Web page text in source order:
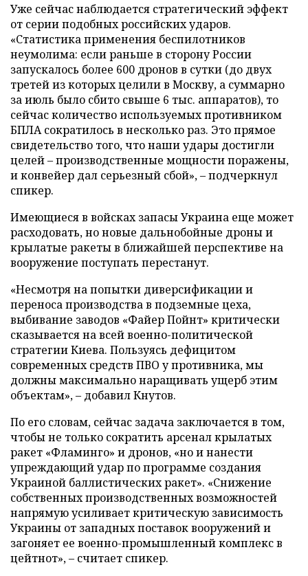
Уже сейчас наблюдается стратегический эффект
от серии подобных российских ударов.
«Статистика применения беспилотников
неумолима: если раньше в сторону России
запускалось более 600 дронов в сутки (до двух
третей из которых целили в Москву, а суммарно
за июль было сбито свыше 6 тыс. аппаратов), то
сейчас количество используемых противником
БПЛА сократилось в несколько раз. Это прямое
свидетельство того, что наши удары достигли
целей – производственные мощности поражены,
и конвейер дал серьезный сбой», – подчеркнул
спикер.
Имеющиеся в войсках запасы Украина еще может
расходовать, но новые дальнобойные дроны и
крылатые ракеты в ближайшей перспективе на
вооружение поступать перестанут.
«Несмотря на попытки диверсификации и
переноса производства в подземные цеха,
выбивание заводов «Файер Пойнт» критически
сказывается на всей военно-политической
стратегии Киева. Пользуясь дефицитом
современных средств ПВО у противника, мы
должны максимально наращивать ущерб этим
объектам», – добавил Кнутов.
По его словам, сейчас задача заключается в том,
чтобы не только сократить арсенал крылатых
ракет «Фламинго» и дронов, «но и нанести
упреждающий удар по программе создания
Украиной баллистических ракет». «Снижение
собственных производственных возможностей
напрямую усиливает критическую зависимость
Украины от западных поставок вооружений и
загоняет ее военно-промышленный комплекс в
цейтнот», – считает спикер.